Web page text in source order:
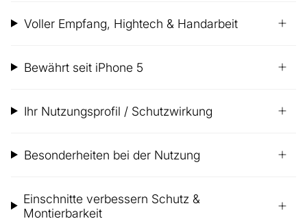
Voller Empfang, Hightech & Handarbeit
Bewährt seit iPhone 5
Ihr Nutzungsprofil / Schutzwirkung
Besonderheiten bei der Nutzung
Einschnitte verbessern Schutz &
Montierbarkeit